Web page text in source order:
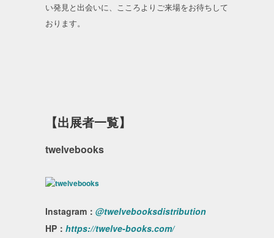
い発見と出会いに、こころよりご来場をお待ちして
おります。
【出展者一覧】
twelvebooks
Instagram： @twelvebooksdistribution
HP： https://twelve-books.com/